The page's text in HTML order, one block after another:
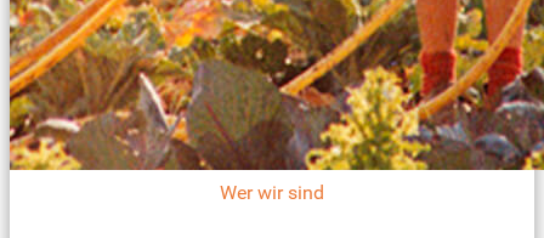
Wer wir sind